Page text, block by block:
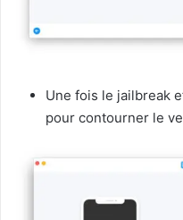
Une fois le jailbreak
pour contourner le